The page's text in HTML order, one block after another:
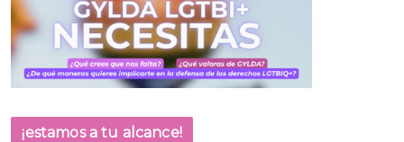
¡estamos a tu alcance!